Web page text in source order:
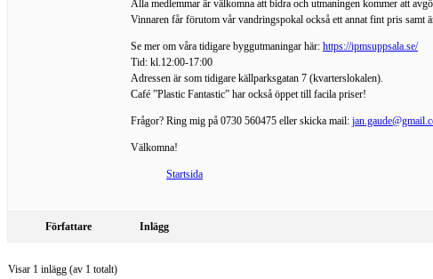
Alla medlemmar är välkomna att bidra och utmaningen kommer att
Vinnaren får förutom vår vandringspokal också ett annat fint pris samt
Se mer om våra tidigare byggutmaningar här: https://ipmsuppsala.se/
Tid: kl.12:00-17:00
Adressen är som tidigare källparksgatan 7 (kvarterslokalen).
Café ”Plastic Fantastic” har också öppet till facila priser!
Frågor? Ring mig på 0730 560475 eller skicka mail:
Välkomna!
Startsida
Författare Inlägg
Visar 1 inlägg (av 1 totalt)